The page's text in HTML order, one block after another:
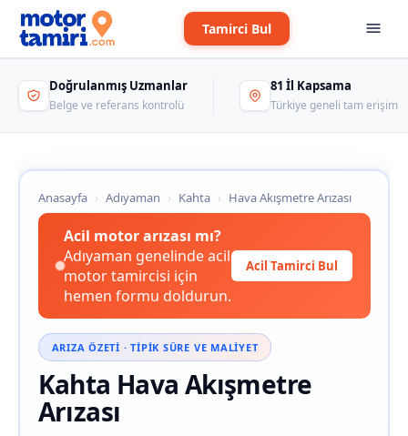
Tamirci Bul
Doğrulanmış Uzmanlar
Belge ve referans kontrolü
81 İl Kapsama
Türkiye geneli tam erişim
Anasayfa › Adıyaman › Kahta › Hava Akışmetre Arızası
Acil motor arızası mı?
Adıyaman genelinde acil
motor tamircisi için
hemen formu doldurun.
Acil Tamirci Bul
ARIZA ÖZETI · TIPIK SÜRE VE MALIYET
Kahta Hava Akışmetre
Arızası